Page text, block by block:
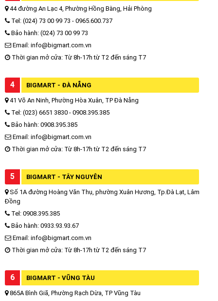
44 đường An Lạc 4, Phường Hồng Bàng, Hải Phòng
Tel: (024) 73 00 99 73 - 0965.600.737
Bảo hành: (024) 73 00 99 73
Email: info@bigmart.com.vn
Thời gian mở cửa: Từ 8h-17h từ T2 đến sáng T7
4 BIGMART - ĐÀ NẴNG
41 Võ An Ninh, Phường Hòa Xuân, TP Đà Nẵng
Tel: (023) 6651 3830 - 0908.395.385
Bảo hành: 0908.395.385
Email: info@bigmart.com.vn
Thời gian mở cửa: Từ 8h-17h từ T2 đến sáng T7
5 BIGMART - TÂY NGUYÊN
Số 1A đường Hoàng Văn Thụ, phường Xuân Hương, Tp.Đà Lạt, Lâm
Đồng
Tel: 0908.395.385
Bảo hành: 0933.93.93.67
Email: info@bigmart.com.vn
Thời gian mở cửa: Từ 8h-17h từ T2 đến sáng T7
6 BIGMART - VŨNG TÀU
865A Bình Giã, Phường Rạch Dừa, TP Vũng Tàu